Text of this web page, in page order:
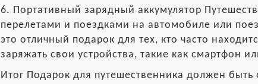
6. Портативный зарядный аккумулятор
перелетами и поездками на автомобиле или
это отличный подарок для тех, кто часто
заряжать свои устройства, такие как смартфон
Итог Подарок для путешественника должен быть